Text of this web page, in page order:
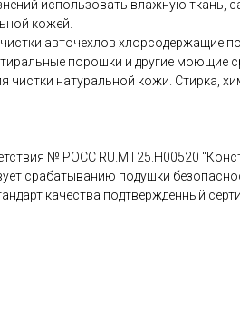
использовать влажную ткань,
кожей.
авточехлов хлорсодержащие
порошки и другие моющие
чистки натуральной кожи. Стирка,
№ РОСС RU.МТ25.Н00520
срабатыванию подушки
качества подтвержденный